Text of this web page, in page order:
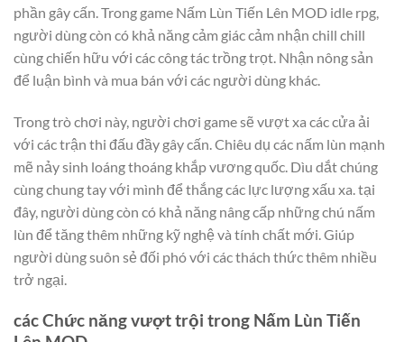
phần gây cấn. Trong game Nấm Lùn Tiến Lên MOD idle rpg,
người dùng còn có khả năng cảm giác cảm nhận chill chill
cùng chiến hữu với các công tác trồng trọt. Nhận nông sản
để luận bình và mua bán với các người dùng khác.
Trong trò chơi này, người chơi game sẽ vượt xa các cửa ải
với các trận thi đấu đầy gây cấn. Chiêu dụ các nấm lùn mạnh
mẽ nảy sinh loáng thoáng khắp vương quốc. Dìu dắt chúng
cùng chung tay với mình để thắng các lực lượng xấu xa. tại
đây, người dùng còn có khả năng nâng cấp những chú nấm
lùn để tăng thêm những kỹ nghệ và tính chất mới. Giúp
người dùng suôn sẻ đối phó với các thách thức thêm nhiều
trở ngại.
các Chức năng vượt trội trong Nấm Lùn Tiến